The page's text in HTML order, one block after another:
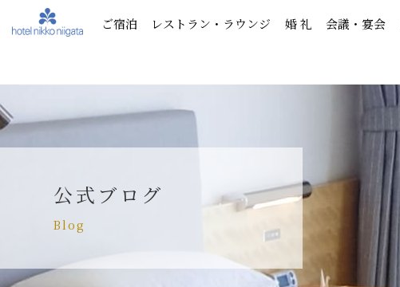
ご宿泊 レストラン・ラウンジ 婚 礼 会議・宴会
公式ブログ
Blog